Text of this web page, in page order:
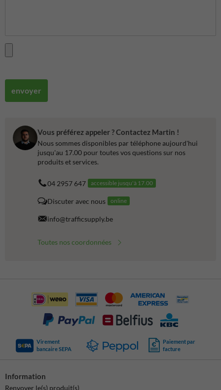
envoyer
Vous préférez appeler ? Contactez Martin !
Nous sommes disponibles par téléphone aujourd'hui
jusqu'au 17.00 pour toutes vos questions sur nos
produits et services.
04 2957 647 accessible jusqu'à 17.00
Discuter avec nous online
info@trafficsupply.be
Toutes nos coordonnées
Virement
bancaire SEPA
Paiement par
facture
Information
Renvoyer le(s) produit(s)